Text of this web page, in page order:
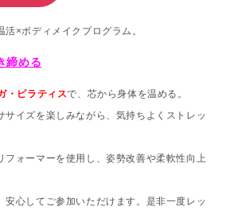
活×ボディメイクプログラム。
締める
・ピラティスで、芯から身体を温める。
サイズを楽しみながら、気持ちよくストレッ
フォーマーを使用し、姿勢改善や柔軟性向上
心してご参加いただけます。 是非一度レッ